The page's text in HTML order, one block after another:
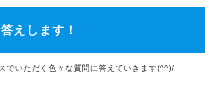
えします！
でいただく色々な質問に答えていきます(^^)/